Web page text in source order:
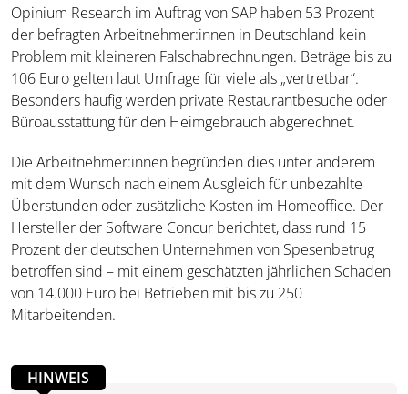
Opinium Research im Auftrag von SAP haben 53 Prozent
der befragten Arbeitnehmer:innen in Deutschland kein
Problem mit kleineren Falschabrechnungen. Beträge bis zu
106 Euro gelten laut Umfrage für viele als „vertretbar“.
Besonders häufig werden private Restaurantbesuche oder
Büroausstattung für den Heimgebrauch abgerechnet.
Die Arbeitnehmer:innen begründen dies unter anderem
mit dem Wunsch nach einem Ausgleich für unbezahlte
Überstunden oder zusätzliche Kosten im Homeoffice. Der
Hersteller der Software Concur berichtet, dass rund 15
Prozent der deutschen Unternehmen von Spesenbetrug
betroffen sind – mit einem geschätzten jährlichen Schaden
von 14.000 Euro bei Betrieben mit bis zu 250
Mitarbeitenden.
HINWEIS